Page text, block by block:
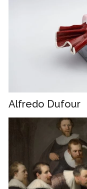
Alfredo Dufour